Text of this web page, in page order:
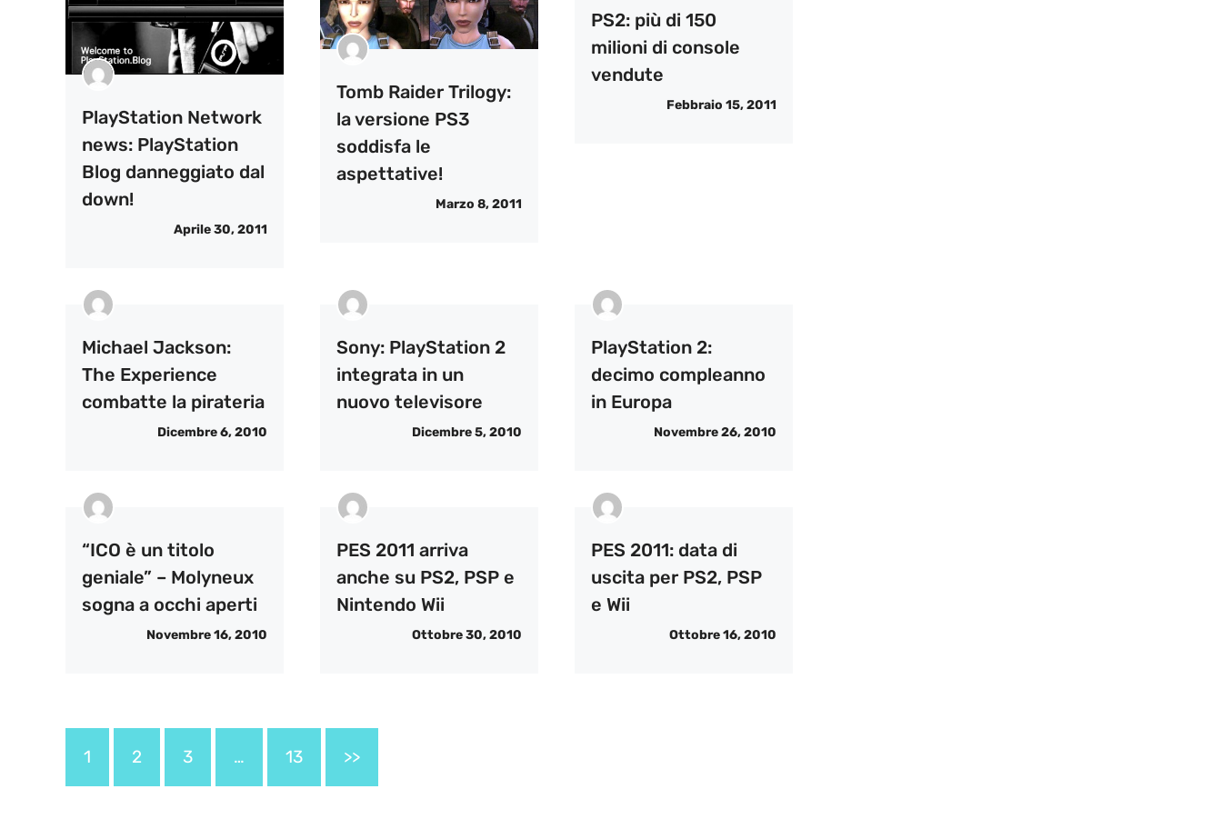
PlayStation Network
news: PlayStation
Blog danneggiato dal
down!
Aprile 30, 2011
Tomb Raider Trilogy:
la versione PS3
soddisfa le
aspettative!
Marzo 8, 2011
PS2: più di 150
milioni di console
vendute
Febbraio 15, 2011
Michael Jackson:
The Experience
combatte la pirateria
Dicembre 6, 2010
Sony: PlayStation 2
integrata in un
nuovo televisore
Dicembre 5, 2010
PlayStation 2:
decimo compleanno
in Europa
Novembre 26, 2010
“ICO è un titolo
geniale” – Molyneux
sogna a occhi aperti
Novembre 16, 2010
PES 2011 arriva
anche su PS2, PSP e
Nintendo Wii
Ottobre 30, 2010
PES 2011: data di
uscita per PS2, PSP
e Wii
Ottobre 16, 2010
1 2 3 … 13 >>